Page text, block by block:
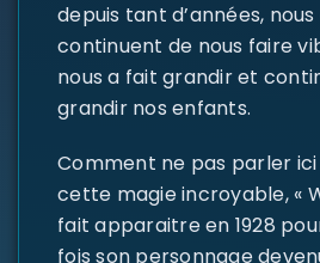
depuis tant d’années,
continuent de nous faire
nous a fait grandir et
grandir nos enfants.
Comment ne pas parler
cette magie incroyable, «
fait apparaitre en 1928
fois son personnage